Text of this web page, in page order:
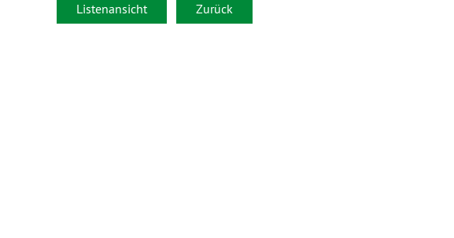
Listenansicht Zurück